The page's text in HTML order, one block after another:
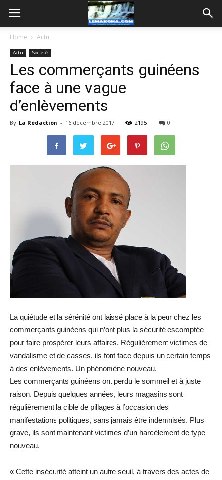
Home Actu
Actu Société
Les commerçants guinéens
face à une vague
d’enlèvements
By La Rédaction - 16 décembre 2017 2195 0
La quiétude et la sérénité ont laissé place à la peur chez les
commerçants guinéens qui n’ont plus la sécurité escomptée
pour faire prospérer leurs affaires. Régulièrement victimes de
vandalisme et de casses, ils font face depuis un certain temps
à des enlèvements. Un phénomène nouveau.
Les commerçants guinéens ont perdu le sommeil et à juste
raison. Depuis quelques années, leurs magasins sont
régulièrement la cible de pillages à l’occasion des
manifestations politiques, sans jamais être indemnisés. Plus
grave, ils sont maintenant victimes d’un harcèlement de type
nouveau.
« Cette insécurité atteint un autre seuil, à travers des actes de